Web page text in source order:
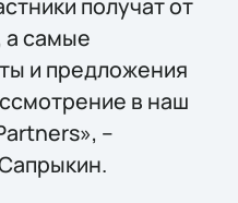
а самые
и предложения
в наш
–